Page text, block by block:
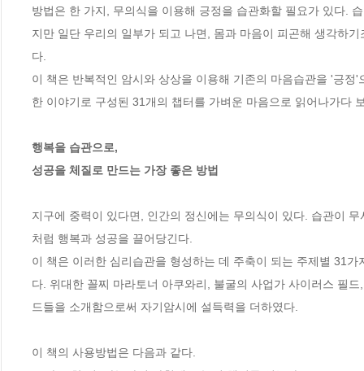
방법은 한 가지, 무의식을 이용해 긍정을 습관화할 필요가 있다.
지만 일단 우리의 일부가 되고 나면, 몸과 마음이 피곤해 생각하
다.
이 책은 반복적인 암시와 상상을 이용해 기존의 마음습관을 '긍정
한 이야기로 구성된 31개의 챕터를 가벼운 마음으로 읽어나가다
행복을 습관으로,
성공을 체질로 만드는 가장 좋은 방법
지구에 중력이 있다면, 인간의 정신에는 무의식이 있다. 습관이
처럼 행복과 성공을 끌어당긴다.
이 책은 이러한 심리습관을 형성하는 데 주축이 되는 주제별 31
다. 위대한 꼴찌 마라토너 아쿠와리, 불굴의 사업가 사이러스 필
드들을 소개함으로써 자기암시에 설득력을 더하였다.
이 책의 사용방법은 다음과 같다.